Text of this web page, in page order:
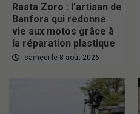
Rasta Zoro : l’artisan de
Banfora qui redonne
vie aux motos grâce à
la réparation plastique
samedi le 8 août 2026